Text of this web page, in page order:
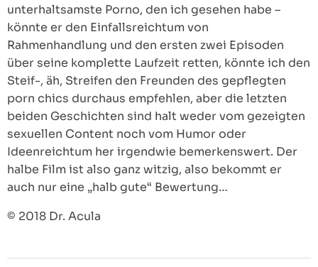
unterhaltsamste Porno, den ich gesehen habe –
könnte er den Einfallsreichtum von
Rahmenhandlung und den ersten zwei Episoden
über seine komplette Laufzeit retten, könnte ich den
Steif-, äh, Streifen den Freunden des gepflegten
porn chics durchaus empfehlen, aber die letzten
beiden Geschichten sind halt weder vom gezeigten
sexuellen Content noch vom Humor oder
Ideenreichtum her irgendwie bemerkenswert. Der
halbe Film ist also ganz witzig, also bekommt er
auch nur eine „halb gute“ Bewertung…
© 2018 Dr. Acula